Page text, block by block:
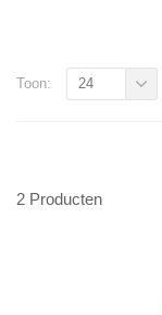
Toon: 24
2 Producten